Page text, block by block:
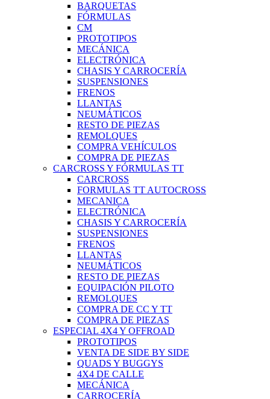
BARQUETAS
FÓRMULAS
CM
PROTOTIPOS
MECÁNICA
ELECTRÓNICA
CHASIS Y CARROCERÍA
SUSPENSIONES
FRENOS
LLANTAS
NEUMÁTICOS
RESTO DE PIEZAS
REMOLQUES
COMPRA VEHÍCULOS
COMPRA DE PIEZAS
CARCROSS Y FÓRMULAS TT
CARCROSS
FORMULAS TT AUTOCROSS
MECANICA
ELECTRÓNICA
CHASIS Y CARROCERÍA
SUSPENSIONES
FRENOS
LLANTAS
NEUMÁTICOS
RESTO DE PIEZAS
EQUIPACIÓN PILOTO
REMOLQUES
COMPRA DE CC Y TT
COMPRA DE PIEZAS
ESPECIAL 4X4 Y OFFROAD
PROTOTIPOS
VENTA DE SIDE BY SIDE
QUADS Y BUGGYS
4X4 DE CALLE
MECÁNICA
CARROCERÍA